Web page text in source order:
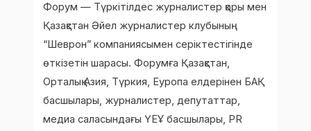
Форум — Түркітілдес журналистер қоры мен
Қазақстан Әйел журналистер клубының
“Шеврон” компаниясымен серіктестігінде
өткізетін шарасы. Форумға Қазақстан,
Орталық Азия, Түркия, Еуропа елдерінен БАҚ
басшылары, журналистер, депутаттар,
медиа саласындағы ҮЕҰ басшылары, PR